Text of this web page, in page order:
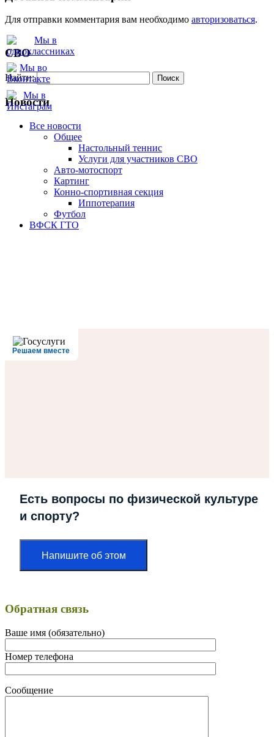
Для отправки комментария вам необходимо авторизоваться.
СВО
Найти:
Новости
Все новости
Oбщее
Настольный теннис
Услуги для участников СВО
Авто-мотоспорт
Картинг
Конно-спортивная секция
Иппотерапия
Футбол
ВФСК ГТО
Решаем вместе
Есть вопросы по физической культуре
и спорту?
Напишите об этом
Обратная связь
Ваше имя (обязательно)
Номер телефона
Сообщение